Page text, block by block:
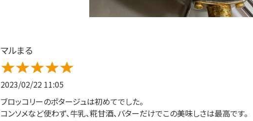
マルまる
2023/02/22 11:05
ブロッコリーのポタージュは初めてでした。
コンソメなど使わず、牛乳、糀甘酒、バターだけでこの美味しさは最高です。